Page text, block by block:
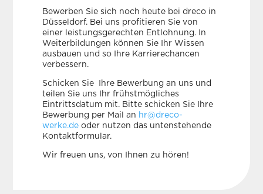
Bewerben Sie sich noch heute bei dreco in
Düsseldorf. Bei uns profitieren Sie von
einer leistungsgerechten Entlohnung. In
Weiterbildungen können Sie Ihr Wissen
ausbauen und so Ihre Karrierechancen
verbessern.
Schicken Sie Ihre Bewerbung an uns und
teilen Sie uns Ihr frühstmögliches
Eintrittsdatum mit. Bitte schicken Sie Ihre
Bewerbung per Mail an hr@dreco-
werke.de oder nutzen das untenstehende
Kontaktformular.
Wir freuen uns, von Ihnen zu hören!